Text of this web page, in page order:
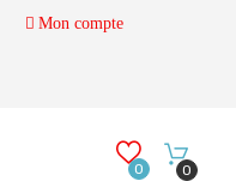
Mon compte
0 0